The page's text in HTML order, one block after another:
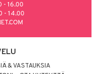
- 16.00
- 14.00
& VASTAUKSIA